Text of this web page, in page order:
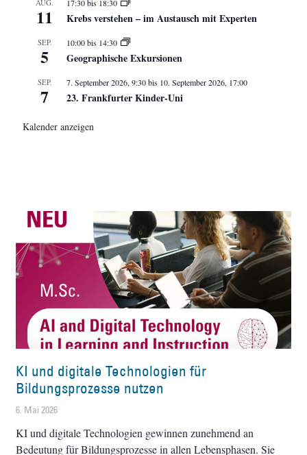
AUG.
11
17:30bis 18:30
Krebs verstehen – im Austausch mit Experten
SEP.
5
10:00bis 14:30
Geographische Exkursionen
SEP.
7
7. September 2026, 9:30bis 10. September 2026, 17:00
23. Frankfurter Kinder-Uni
Kalender anzeigen
KI und digitale Technologien für
Bildungsprozesse nutzen
6. Mai 2026
KI und digitale Technologien gewinnen zunehmend an
Bedeutung für Bildungsprozesse in allen Lebensphasen. Sie